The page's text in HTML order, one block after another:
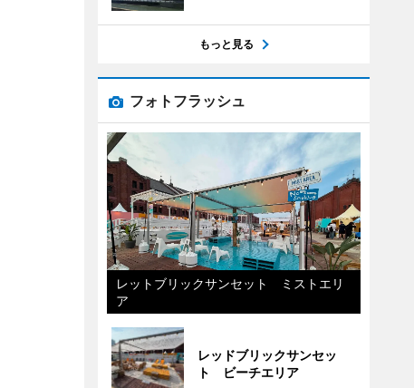
もっと見る
フォトフラッシュ
レットブリックサンセット ミストエリ
ア
レッドブリックサンセッ
ト ビーチエリア